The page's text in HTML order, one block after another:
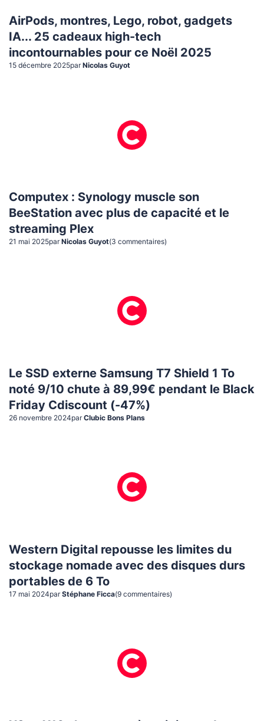
AirPods, montres, Lego, robot, gadgets
IA... 25 cadeaux high-tech
incontournables pour ce Noël 2025
15 décembre 2025par Nicolas Guyot
Computex : Synology muscle son
BeeStation avec plus de capacité et le
streaming Plex
21 mai 2025par Nicolas Guyot(3 commentaires)
Le SSD externe Samsung T7 Shield 1 To
noté 9/10 chute à 89,99€ pendant le Black
Friday Cdiscount (-47%)
26 novembre 2024par Clubic Bons Plans
Western Digital repousse les limites du
stockage nomade avec des disques durs
portables de 6 To
17 mai 2024par Stéphane Ficca(9 commentaires)